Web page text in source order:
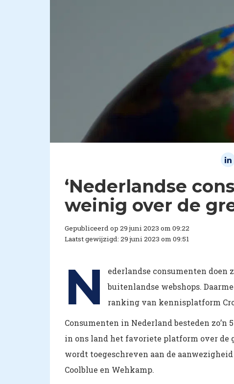
‘Nederlandse
weinig over de
Gepubliceerd op 29 juni 2023 om 09:22
Laatst gewijzigd: 29 juni 2023 om 09:51
N
ederlandse consumenten doen
buitenlandse webshops.
ranking van kennisplatform
Consumenten in Nederland besteden
in ons land het favoriete platform over de
wordt toegeschreven aan de
Coolblue en Wehkamp.